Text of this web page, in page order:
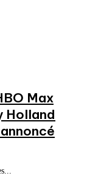
Max
Holland